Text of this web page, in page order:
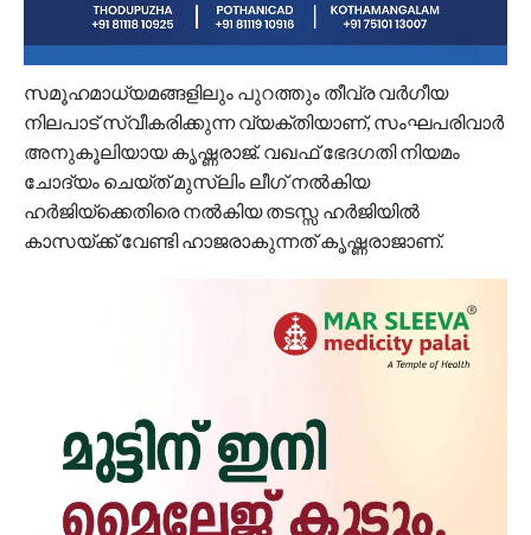
സമൂഹമാധ്യമങ്ങളിലും പുറത്തും തീവ്ര വർ​ഗീയ
നിലപാട് സ്വീകരിക്കുന്ന വ്യക്തിയാണ്, സംഘപരിവാർ
അനുകൂലിയായ കൃഷ്ണരാജ്. വഖഫ് ഭേദ​ഗതി നിയമം
ചോദ്യം ചെയ്ത് മുസ്‌ലിം ലീഗ്‌ നൽകിയ
ഹർജിയ്ക്കെതിരെ നൽകിയ തടസ്സ ഹ‍ർജിയിൽ
കാസയ്ക്ക് വേണ്ടി ഹാജരാകുന്നത് കൃഷ്ണരാജാണ്.